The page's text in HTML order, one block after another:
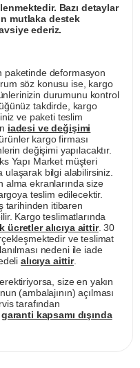
Bazı detaylar
mutlaka destek
ederiz.
paketinde deformasyon
söz konusu ise, kargo
durumunu kontrol
takdirde, kargo
ve paketi teslim
iadesi ve değişimi
kargo firması
değişimi yapılacaktır.
Yapı Market müşteri
ulaşarak bilgi alabilirsiniz.
alma ekranlarında size
teslim edilecektir.
tarihinden itibaren
Kargo teslimatlarında
ücretler alıcıya aittir. 30
ve teslimat
nedeni ile iade
alıcıya aittir.
size en yakın
(ambalajının) açılması
tarafından
garanti kapsamı dışında